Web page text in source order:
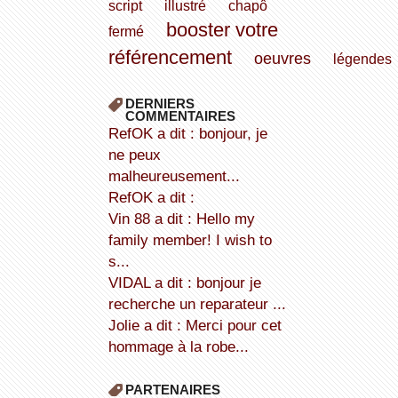
script
illustré
chapô
fermé
booster votre
référencement
oeuvres légendes
DERNIERS
COMMENTAIRES
refOK a dit : bonjour, je
ne peux
malheureusement...
refOK a dit :
Vin 88 a dit : Hello my
family member! I wish to
s...
VIDAL a dit : bonjour je
recherche un reparateur ...
Jolie a dit : Merci pour cet
hommage à la robe...
PARTENAIRES